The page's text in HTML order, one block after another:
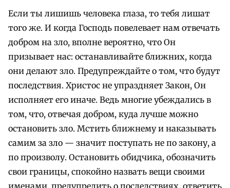
Если ты лишишь человека глаза, то тебя лишат
того же. И когда Господь повелевает нам отвечать
добром на зло, вполне вероятно, что Он
призывает нас: останавливайте ближних, когда
они делают зло. Предупреждайте о том, что будут
последствия. Христос не упраздняет Закон, Он
исполняет его иначе. Ведь многие убеждались в
том, что, отвечая добром, куда лучше можно
остановить зло. Мстить ближнему и наказывать
самим за зло — значит поступать не по закону, а
по произволу. Остановить обидчика, обозначить
свои границы, спокойно назвать вещи своими
именами, предупредить о последствиях, ответить